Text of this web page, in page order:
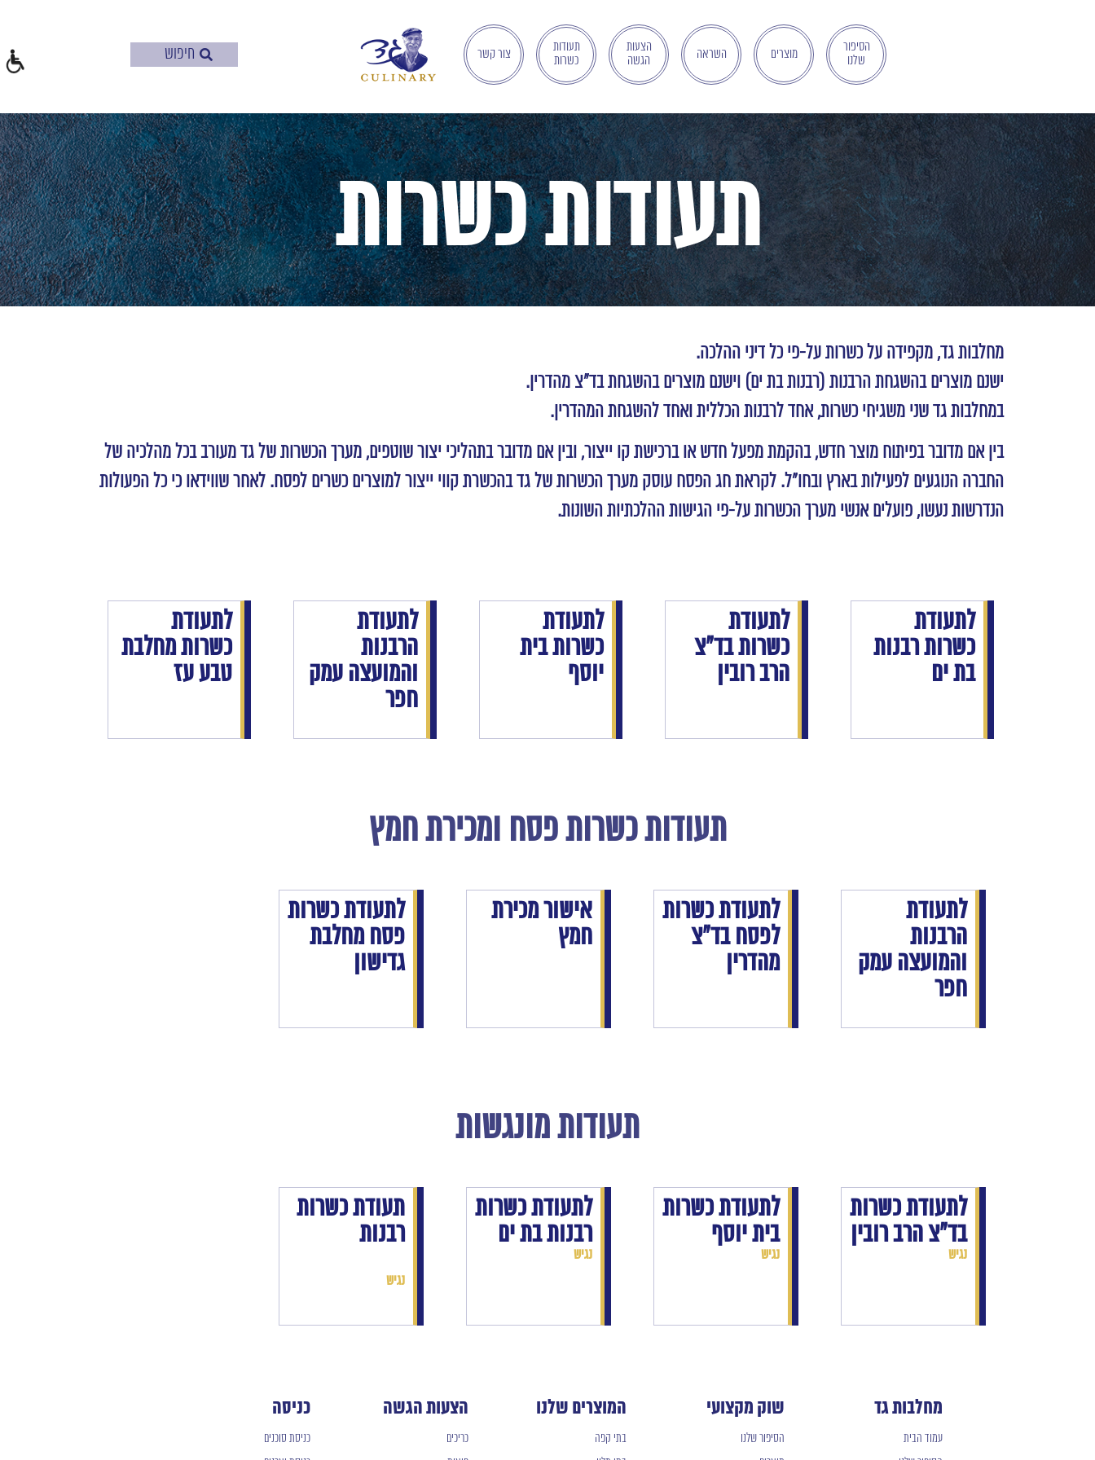
לְהַנְגָּשָׁת
אָתָרִים".
הַמְּסַיַּעַת
לִנְגִישׁוּת
הָאֲתָר.
לִפְתִיחַת
תַּפְרִיט
הֵנְּגִישׁוּת
לְחַץ
ALT+0
הסיפור
שלנו
מוצרים השראה
הצעות
הגשה
תעודות
כשרות
צור קשר
תעודות כשרות
מחלבות גד, מקפידה על כשרות על-פי כל דיני ההלכה.
ישנם מוצרים בהשגחת הרבנות (רבנות בת ים) וישנם מוצרים בהשגחת בד”צ מהדרין.
במחלבות גד שני משגיחי כשרות, אחד לרבנות הכללית ואחד להשגחת המהדרין.
בין אם מדובר בפיתוח מוצר חדש, בהקמת מפעל חדש או ברכישת קו ייצור, ובין אם מדובר בתהליכי יצור שוטפים, מערך הכשרות של גד מעורב בכל מהלכיה של
החברה הנוגעים לפעילות בארץ ובחו”ל. לקראת חג הפסח עוסק מערך הכשרות של גד בהכשרת קווי ייצור למוצרים כשרים לפסח. לאחר שווידאו כי כל הפעולות
הנדרשות נעשו, פועלים אנשי מערך הכשרות על-פי הגישות ההלכתיות השונות.
לתעודת
כשרות רבנות
בת ים
לתעודת
כשרות בד"צ
הרב רובין
לתעודת
כשרות בית
יוסף
לתעודת
הרבנות
והמועצה עמק
חפר
לתעודת
כשרות מחלבת
טבע עז
תעודות כשרות פסח ומכירת חמץ
לתעודת
הרבנות
והמועצה עמק
חפר
לתעודתכשרות
לפסח בד״צ
מהדרין
אישור מכירת
חמץ
לתעודתכשרות
פסח מחלבת
גדישון
תעודות מונגשות
לתעודת כשרות
בד"צ הרב רובין
נגיש
לתעודתכשרות
בית יוסף
נגיש
לתעודתכשרות
רבנות בת ים
נגיש
תעודת כשרות
רבנות
נגיש
מחלבות גד
עמוד הבית
שוק מקצועי
הסיפור שלנו
המוצרים שלנו
בתי קפה
הצעות הגשה
כריכים
כניסה
כניסת סוכנים